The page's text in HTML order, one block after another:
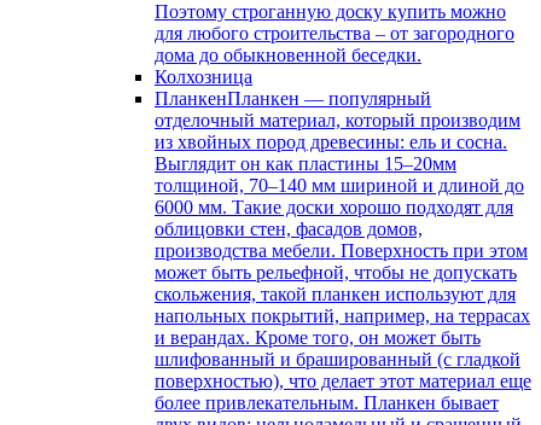
Поэтому строганную доску купить можно
для любого строительства – от загородного
дома до обыкновенной беседки.
Колхозница
ПланкенПланкен — популярный
отделочный материал, который производим
из хвойных пород древесины: ель и сосна.
Выглядит он как пластины 15–20мм
толщиной, 70–140 мм шириной и длиной до
6000 мм. Такие доски хорошо подходят для
облицовки стен, фасадов домов,
производства мебели. Поверхность при этом
может быть рельефной, чтобы не допускать
скольжения, такой планкен используют для
напольных покрытий, например, на террасах
и верандах. Кроме того, он может быть
шлифованный и брашированный (с гладкой
поверхностью), что делает этот материал еще
более привлекательным. Планкен бывает